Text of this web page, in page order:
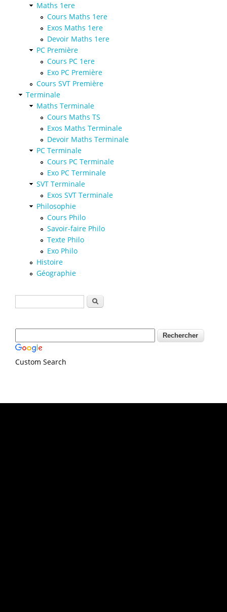
Maths 1ere
Cours Maths 1ere
Exos Maths 1ere
Devoir Maths 1ere
PC Première
Cours PC 1ere
Exo PC Première
Cours SVT Première
Terminale
Maths Terminale
Cours Maths TS
Exos Maths Terminale
Devoir Maths Terminale
PC Terminale
Cours PC Terminale
Exo PC Terminale
SVT Terminale
Exos SVT Terminale
Philosophie
Cours Philo
Savoir-faire Philo
Texte Philo
Exo Philo
Histoire
Géographie
Formulaire de recherche
Rechercher
Custom Search